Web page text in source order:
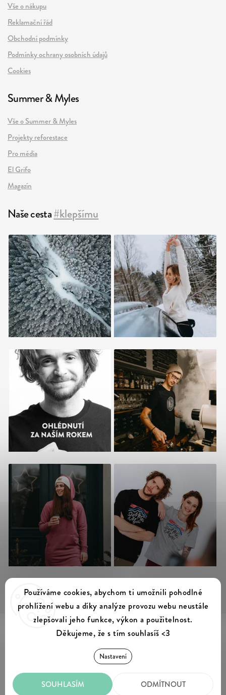
Používáme cookies, abychom ti umožnili pohodlné
prohlížení webu a díky analýze provozu webu neustále
zlepšovali jeho funkce, výkon a použitelnost.
Děkujeme, že s tím souhlasíš <3
Nastavení
ODMÍTNOUT
SOUHLASÍM
Vše o nákupu
Reklamační řád
Obchodní podmínky
Podmínky ochrany osobních údajů
Cookies
Summer & Myles
Vše o Summer & Myles
Projekty reforestace
Pro média
El Grifo
Magazín
Naše cesta#klepšímu
Sledovat na Instagramu
Summer & Myles. Všechna práva vyhrazena.
Upravit nastavení cookies